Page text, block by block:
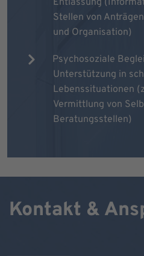
Entlassung
Stellen von
und Organisation)
Psychosoziale
Unterstützung in
Lebenssituationen
Vermittlung von
Beratungsstellen)
Kontakt &